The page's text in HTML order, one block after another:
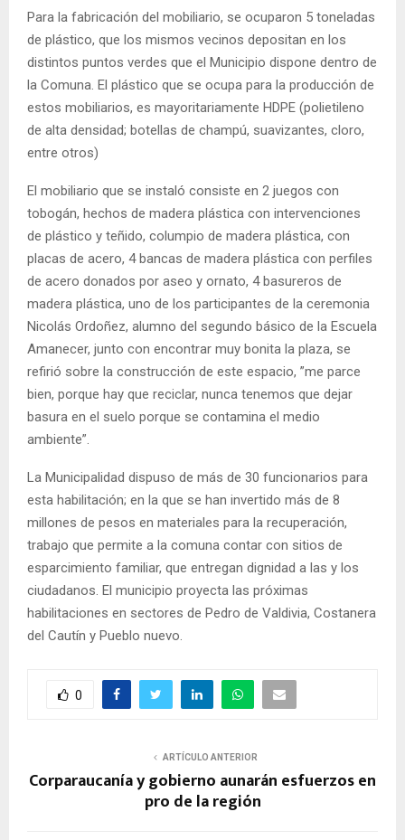
Para la fabricación del mobiliario, se ocuparon 5 toneladas
de plástico, que los mismos vecinos depositan en los
distintos puntos verdes que el Municipio dispone dentro de
la Comuna. El plástico que se ocupa para la producción de
estos mobiliarios, es mayoritariamente HDPE (polietileno
de alta densidad; botellas de champú, suavizantes, cloro,
entre otros)
El mobiliario que se instaló consiste en 2 juegos con
tobogán, hechos de madera plástica con intervenciones
de plástico y teñido, columpio de madera plástica, con
placas de acero, 4 bancas de madera plástica con perfiles
de acero donados por aseo y ornato, 4 basureros de
madera plástica, uno de los participantes de la ceremonia
Nicolás Ordoñez, alumno del segundo básico de la Escuela
Amanecer, junto con encontrar muy bonita la plaza, se
refirió sobre la construcción de este espacio, ”me parce
bien, porque hay que reciclar, nunca tenemos que dejar
basura en el suelo porque se contamina el medio
ambiente”.
La Municipalidad dispuso de más de 30 funcionarios para
esta habilitación; en la que se han invertido más de 8
millones de pesos en materiales para la recuperación,
trabajo que permite a la comuna contar con sitios de
esparcimiento familiar, que entregan dignidad a las y los
ciudadanos. El municipio proyecta las próximas
habilitaciones en sectores de Pedro de Valdivia, Costanera
del Cautín y Pueblo nuevo.
0
ARTÍCULO ANTERIOR
Corparaucanía y gobierno aunarán esfuerzos en
pro de la región